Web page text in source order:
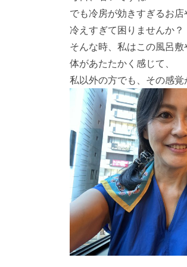
でも冷房が効きすぎるお店
冷えすぎて困りませんか？
そんな時、私はこの風呂
体があたたかく感じて、
私以外の方でも、その感覚